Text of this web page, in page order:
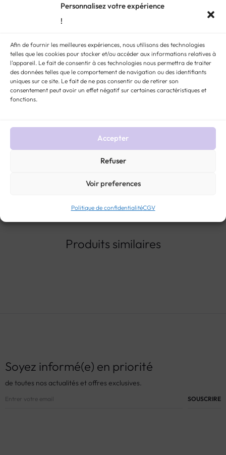
Personnalisez votre expérience
!
Afin de fournir les meilleures expériences, nous utilisons des technologies
telles que les cookies pour stocker et/ou accéder aux informations relatives à
l'appareil. Le fait de consentir à ces technologies nous permettra de traiter
des données telles que le comportement de navigation ou des identifiants
uniques sur ce site. Le fait de ne pas consentir ou de retirer son
consentement peut avoir un effet négatif sur certaines caractéristiques et
fonctions.
Accepter
Refuser
Voir preferences
Politique de confidentialitéCGV
Antilles étaient autorisés à porter. Elles sont devenues un fort
symbole identitaire pour la communauté noire. Cette symbolique s’est
qui en ont fait leur accessoire de choix, mais aussi des chanteuses
telles que Dona Summers ou Gloria Gaynor. Enfin, dans la pop culture
du début 2000, des chanteuses telles que Beyoncé et Jennifer Lopez
en ont fait leur bijou de choix, ancrant résolument ce bijou dans le
répertoire des classiques.
BOUCLES D'OREILLES ANCIENNES ET VINTAGE
Produits similaires
Soyez informé(e) en priorité
de toutes nos actualités et offres exclusives.